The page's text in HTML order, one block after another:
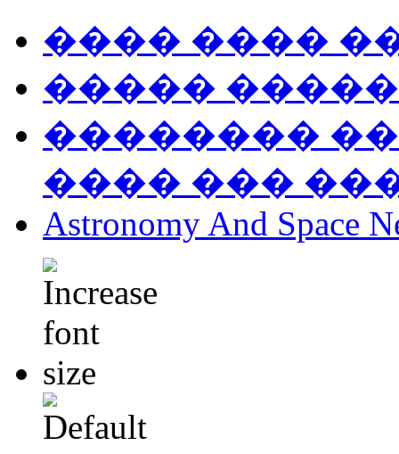
���� ����
�����
��������
���� ���
Astronomy And Space